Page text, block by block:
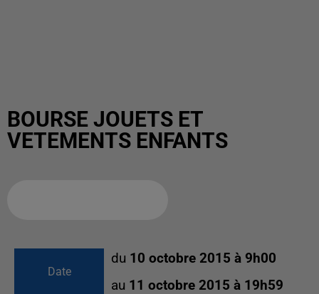
BOURSE JOUETS ET
VETEMENTS ENFANTS
Date
du 10 octobre 2015 à 9h00
au 11 octobre 2015 à 19h59